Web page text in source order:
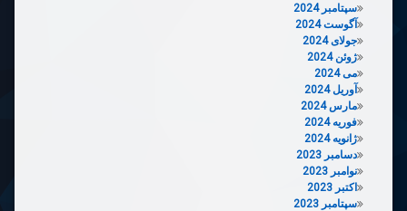
سپتامبر 2024
آگوست 2024
جولای 2024
ژوئن 2024
می 2024
آوریل 2024
مارس 2024
فوریه 2024
ژانویه 2024
دسامبر 2023
نوامبر 2023
اکتبر 2023
سپتامبر 2023